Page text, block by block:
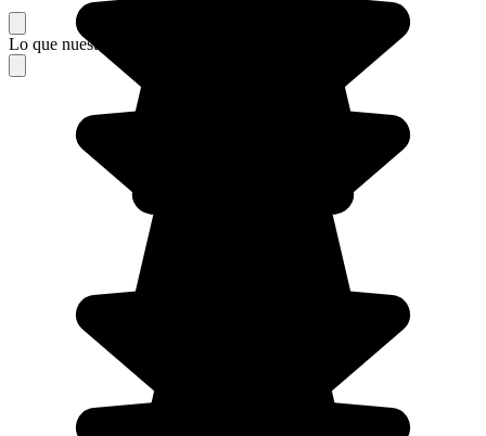
Lo que nuestros viajeros piensan de su estancia